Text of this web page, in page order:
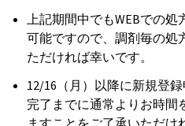
上記期間中でもWEBでの処
可能ですので、調剤毎の処
ただければ幸いです。
12/16（月）以降に新規登
完了までに通常よりお時間